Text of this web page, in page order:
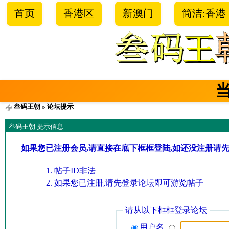
首页 香港区 新澳门 简洁:香港
叁码王朝 » 论坛提示
叁码王朝 提示信息
如果您已注册会员,请直接在底下框框登陆,如还没注册请
帖子ID非法
如果您已注册,请先登录论坛即可游览帖子
请从以下框框登录论坛
用户名